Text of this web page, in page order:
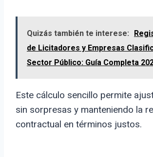
Quizás también te interese:
de Licitadores y Empresas
Sector Público: Guía Completa
Este cálculo sencillo permite
sin sorpresas y manteniendo la
contractual en términos justos.